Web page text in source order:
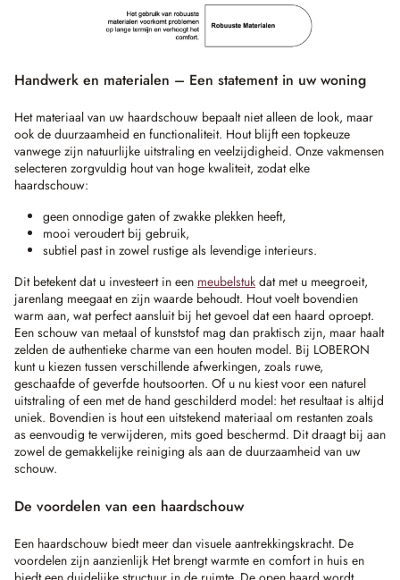
Handwerk en materialen – Een statement in uw woning
Het materiaal van uw haardschouw bepaalt niet alleen de look, maar
ook de duurzaamheid en functionaliteit. Hout blijft een topkeuze
vanwege zijn natuurlijke uitstraling en veelzijdigheid. Onze vakmensen
selecteren zorgvuldig hout van hoge kwaliteit, zodat elke
haardschouw:
geen onnodige gaten of zwakke plekken heeft,
mooi veroudert bij gebruik,
subtiel past in zowel rustige als levendige interieurs.
Dit betekent dat u investeert in een meubelstuk dat met u meegroeit,
jarenlang meegaat en zijn waarde behoudt. Hout voelt bovendien
warm aan, wat perfect aansluit bij het gevoel dat een haard oproept.
Een schouw van metaal of kunststof mag dan praktisch zijn, maar haalt
zelden de authentieke charme van een houten model. Bij LOBERON
kunt u kiezen tussen verschillende afwerkingen, zoals ruwe,
geschaafde of geverfde houtsoorten. Of u nu kiest voor een naturel
uitstraling of een met de hand geschilderd model: het resultaat is altijd
uniek. Bovendien is hout een uitstekend materiaal om restanten zoals
as eenvoudig te verwijderen, mits goed beschermd. Dit draagt bij aan
zowel de gemakkelijke reiniging als aan de duurzaamheid van uw
schouw.
De voordelen van een haardschouw
Een haardschouw biedt meer dan visuele aantrekkingskracht. De
voordelen zijn aanzienlijk Het brengt warmte en comfort in huis en